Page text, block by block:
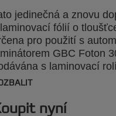
jedinečná a znovu
fólií o
pro použití s
GBC Foton
s laminovací
která laminuje až
páčky kazety,
nyní